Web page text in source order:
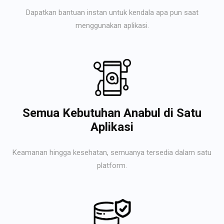
Dapatkan bantuan instan untuk kendala apa pun saat
menggunakan aplikasi.
Semua Kebutuhan Anabul di Satu
Aplikasi
Keamanan hingga kesehatan, semuanya tersedia dalam satu
platform.